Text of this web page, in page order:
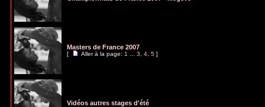
Masters de France 2007
[ Aller à la page: 1 3 4 5 ]
Vidéos autres stages d'été